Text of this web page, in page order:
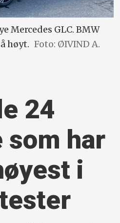
Mercedes GLC. BMW
høyt. Foto: ØIVIND A.
24
som har
i